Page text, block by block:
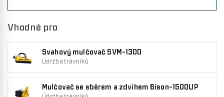
Vhodné pro
Svahový mulčovač SVM-1300
Údržba trávníků
Mulčovač se sběrem a zdvihem Bison-1500UP